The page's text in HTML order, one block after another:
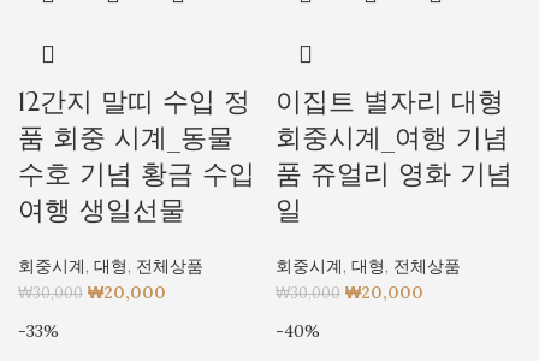
12간지 말띠 수입 정
품 회중 시계_동물
수호 기념 황금 수입
여행 생일선물
회중시계, 대형, 전체상품
₩30,000 ₩20,000
이집트 별자리 대형
회중시계_여행 기념
품 쥬얼리 영화 기념
일
회중시계, 대형, 전체상품
₩30,000 ₩20,000
-33%
-40%